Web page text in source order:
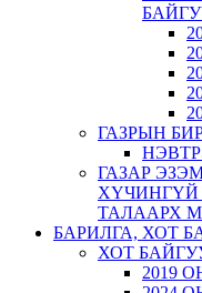
ГАЗРЫН
ГАЗАР
ТАЛААРХ
БАРИЛГА, ХОТ
ХОТ
2019